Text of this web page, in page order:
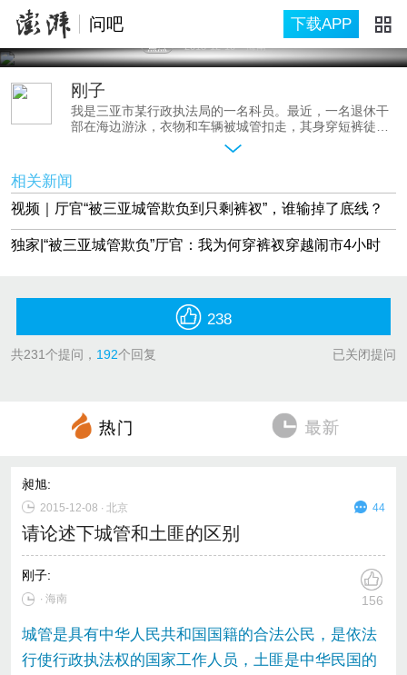
问吧 下载APP
焦点 2015-12-10 海南
刚子
我是三亚市某行政执法局的一名科员。最近，一名退休干
部在海边游泳，衣物和车辆被城管扣走，其身穿短裤徒步
街头，引发很大争议。双方各执一词。关于这一事件，我
相关新闻
视频｜厅官“被三亚城管欺负到只剩裤衩”，谁输掉了底线？
独家|“被三亚城管欺负”厅官：我为何穿裤衩穿越闹市4小时
238
共231个提问， 192个回复 已关闭提问
昶旭:
2015-12-08 ∙ 北京 44
请论述下城管和土匪的区别
刚子:
∙ 海南 156
城管是具有中华人民共和国国籍的合法公民，是依法
行使行政执法权的国家工作人员，土匪是中华民国的